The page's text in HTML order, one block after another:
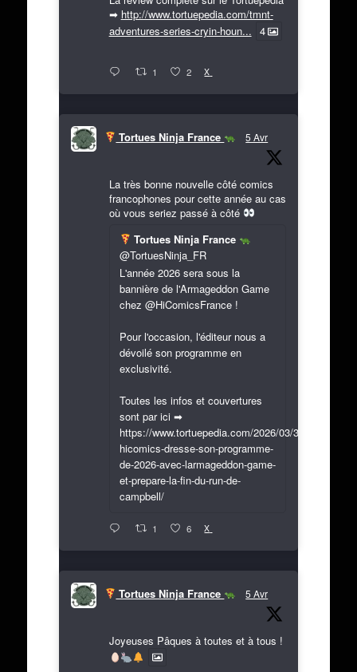
➡ http://www.tortuepedia.com/tmnt-
adventures-series-cryin-houn... 4
1 2 X
Tortues Ninja France 5 Avr
La très bonne nouvelle côté comics
francophones pour cette année au cas
où vous seriez passé à côté
Tortues Ninja France
@TortuesNinja_FR
L'année 2026 sera sous la
bannière de l'Armageddon Game
chez @HiComicsFrance !
Pour l'occasion, l'éditeur nous a
dévoilé son programme en
exclusivité.
Toutes les infos et couvertures
sont par ici ➡
https://www.tortuepedia.com/2026/03/31/exclusif-
hicomics-dresse-son-programme-
de-2026-avec-larmageddon-game-
et-prepare-la-fin-du-run-de-
campbell/
1 6 X
Tortues Ninja France 5 Avr
Joyeuses Pâques à toutes et à tous !